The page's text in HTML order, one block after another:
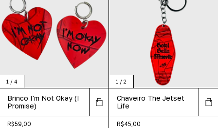
1 / 4
Brinco I'm Not Okay (I
Promise)
R$59,00
1 / 2
Chaveiro The Jetset
Life
R$45,00